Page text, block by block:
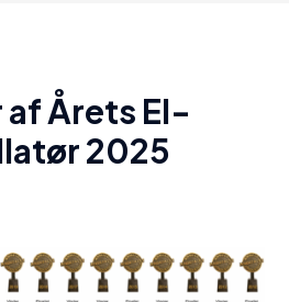
Årets El-
2025